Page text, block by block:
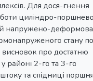
Для дося-гнення
циліндро-
напружено-
стану
висновок про достатню
районі 2-го та 3-го
та спідниці поршня